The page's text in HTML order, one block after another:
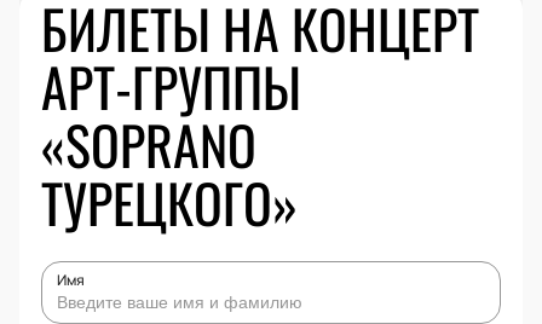
БИЛЕТЫ НА КОНЦЕРТ
АРТ-ГРУППЫ
«SOPRANO
ТУРЕЦКОГО»
Имя